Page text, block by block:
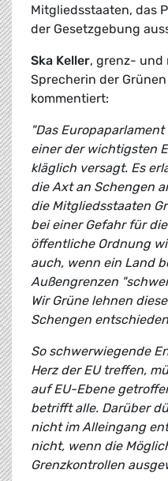
Mitgliedsstaaten, das
der Gesetzgebung
Ska Keller, grenz- und
Sprecherin der
kommentiert:
"Das
einer der wichtigsten
kläglich versagt. Es
die Axt an Schengen
die Mitgliedsstaaten
bei einer Gefahr für
öffentliche Ordnung
auch, wenn ein Land
Außengrenzen
Wir Grüne lehnen
Schengen
So schwerwiegende
Herz der EU treffen,
auf EU-Ebene
betrifft alle. Darüber
nicht im Alleingang
nicht, wenn die
Grenzkontrollen